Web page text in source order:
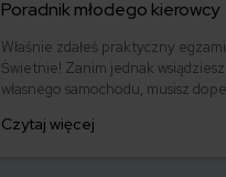
Poradnik młodego kierowcy
Właśnie zdałeś praktyczny
Świetnie! Zanim jednak
własnego samochodu, musisz
na prawo jazdy? Poznaj
Czytaj więcej